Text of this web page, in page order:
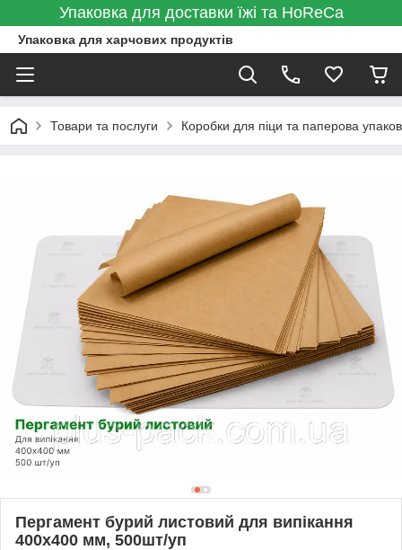
Упаковка для доставки їжі та HoReCa
Упаковка для харчових продуктів
Товари та послуги Коробки для піци та паперова
Пергамент бурий листовий для випікання
400х400 мм, 500шт/уп